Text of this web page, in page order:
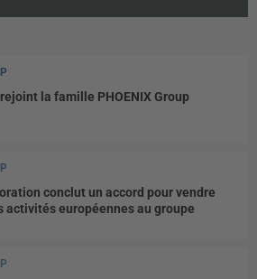
la famille PHOENIX Group
conclut un accord pour vendre
activités européennes au groupe